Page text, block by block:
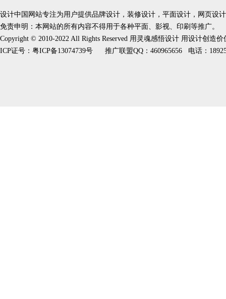
设计中国网站专注为用户提供品牌设计，装修设计，平面设计，网页设
免责申明：本网站的所有内容不得用于各种平面、影视、印刷等推广。
Copyright © 2010-2022 All Rights Reserved 用灵魂感悟设计 用设计创造
ICP证号： 粤ICP备13074739号 推广联盟QQ：460965656 电话：